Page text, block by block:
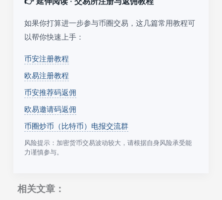
如果你打算进一步参与币圈交易，这几篇常用教程可
以帮你快速上手：
币安注册教程
欧易注册教程
币安推荐码返佣
欧易邀请码返佣
币圈炒币（比特币）电报交流群
风险提示：加密货币交易波动较大，请根据自身风险承受能
力谨慎参与。
相关文章：